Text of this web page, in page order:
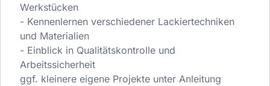
Werkstücken
- Kennenlernen verschiedener Lackiertechniken
und Materialien
- Einblick in Qualitätskontrolle und
Arbeitssicherheit
ggf. kleinere eigene Projekte unter Anleitung